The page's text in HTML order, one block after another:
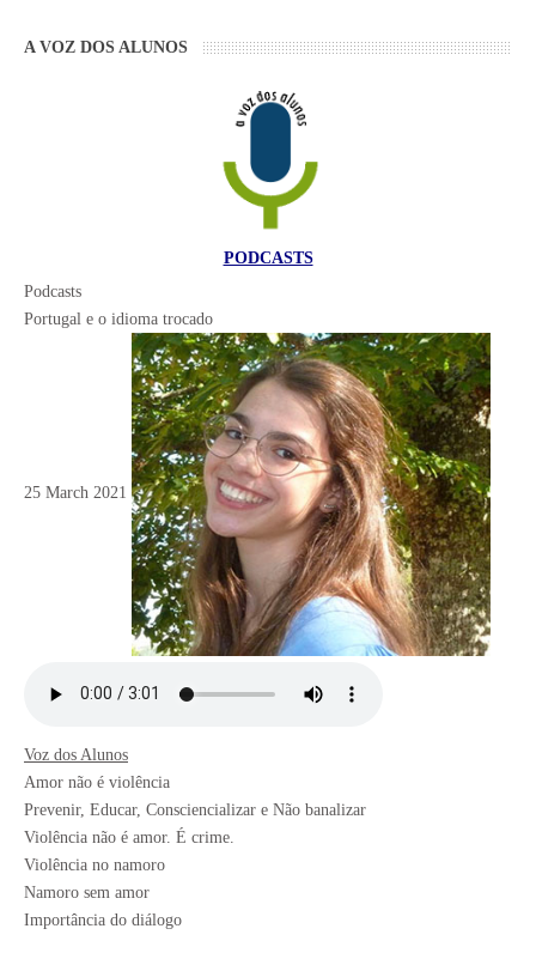
A VOZ DOS ALUNOS
PODCASTS
Podcasts
Portugal e o idioma trocado
25 March 2021
Voz dos Alunos
Amor não é violência
Prevenir, Educar, Consciencializar e Não banalizar
Violência não é amor. É crime.
Violência no namoro
Namoro sem amor
Importância do diálogo